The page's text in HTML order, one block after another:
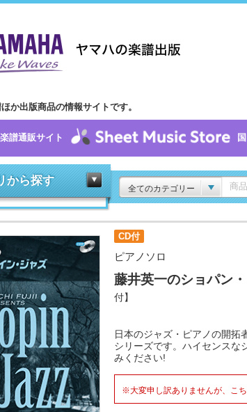
か出版商品の情報サイトです。
譜通販サイト
から探す
全てのカテゴリー
CD付
ピアノソロ
藤井英一のショパン
付】
日本のジャズ・ピアノの開拓
シリーズです。ハイセンスな
みください!
※大変申し訳ありませんが、こ